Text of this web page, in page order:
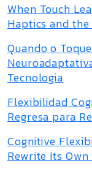
When Touch
Haptics and
Quando o
Tecnologia
Flexibilidad
Regresa para
Cognitive
Rewrite Its